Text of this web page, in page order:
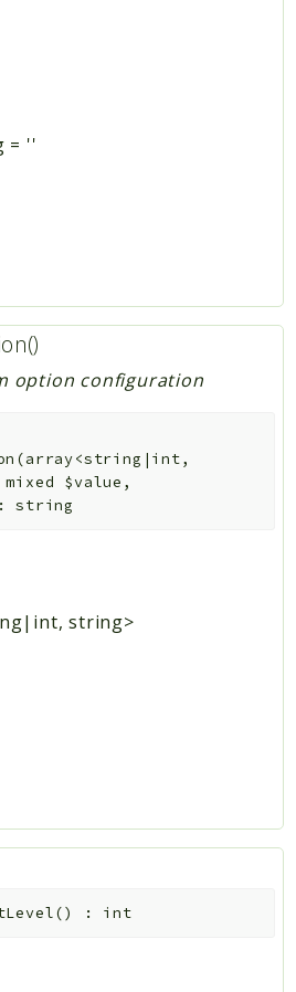
= ''
option configuration
(array<string|int,
mixed $value ,
string
string>
() : int